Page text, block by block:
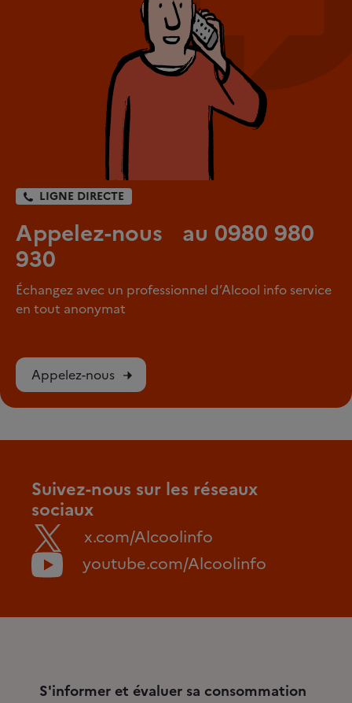
LIGNE DIRECTE
Appelez-nous au 0980 980
930
Échangez avec un professionnel d’Alcool info service
en tout anonymat
Appelez-nous
Suivez-nous sur les réseaux
sociaux
x.com/Alcoolinfo
youtube.com/Alcoolinfo
S'informer et évaluer sa consommation